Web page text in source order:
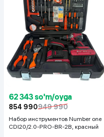
62 343 so'm/oyga
854 990949 990
Набор инструментов Number one
CDI20/2.0-PRO-BR-2B, красный